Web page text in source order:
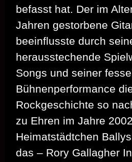
befasst hat. Der im
Jahren gestorbene
beeinflusste durch
herausstechende
Songs und seiner
Bühnenperformance
Rockgeschichte so
zu Ehren im Jahre
Heimatstädtchen
das – Rory Gallagher